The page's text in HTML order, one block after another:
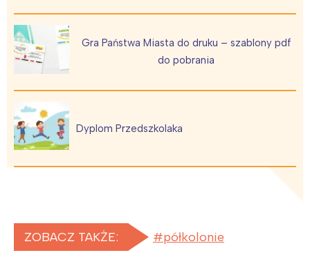
Gra Państwa Miasta do druku – szablony pdf
do pobrania
Dyplom Przedszkolaka
ZOBACZ TAKŻE: półkolonie